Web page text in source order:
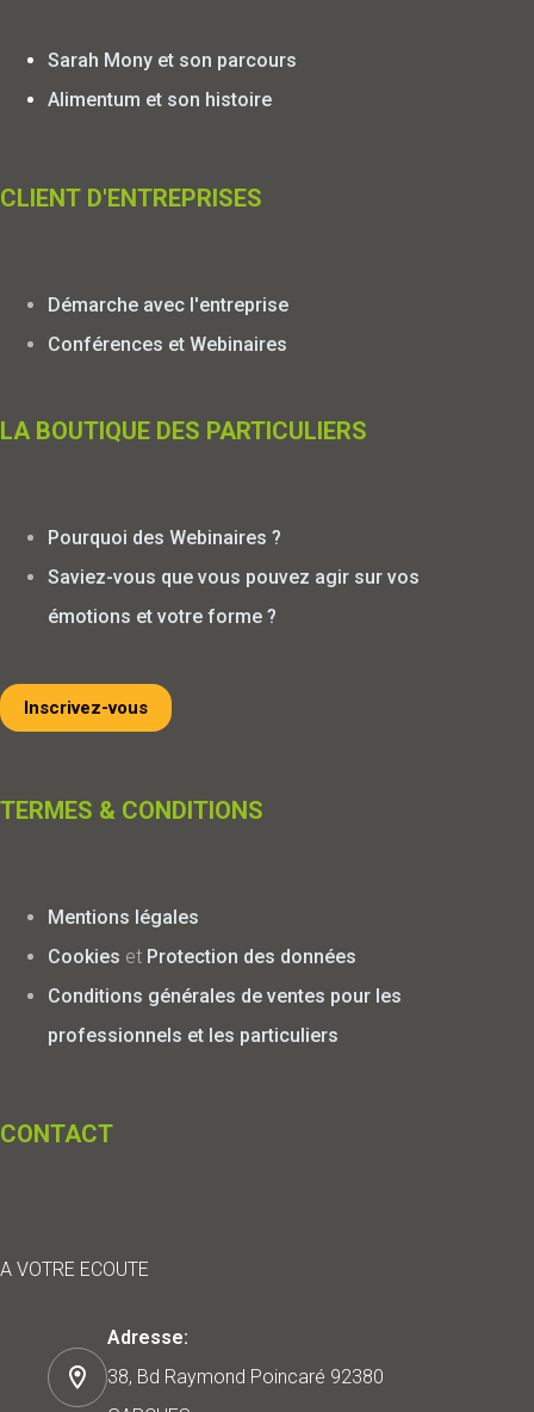
Sarah Mony et son parcours
Alimentum et son histoire
CLIENT D'ENTREPRISES
Démarche avec l'entreprise
Conférences et Webinaires
LA BOUTIQUE DES PARTICULIERS
Pourquoi des Webinaires ?
Saviez-vous que vous pouvez agir sur vos
émotions et votre forme ?
Inscrivez-vous
TERMES & CONDITIONS
Mentions légales
Cookies et Protection des données
Conditions générales de ventes pour les
professionnels et les particuliers
CONTACT
A VOTRE ECOUTE
Adresse:
38, Bd Raymond Poincaré 92380